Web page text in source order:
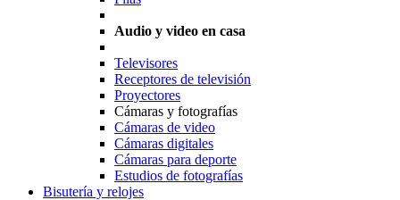
Audio y video en casa
Televisores
Receptores de televisión
Proyectores
Cámaras y fotografías
Cámaras de video
Cámaras digitales
Cámaras para deporte
Estudios de fotografías
Bisutería y relojes